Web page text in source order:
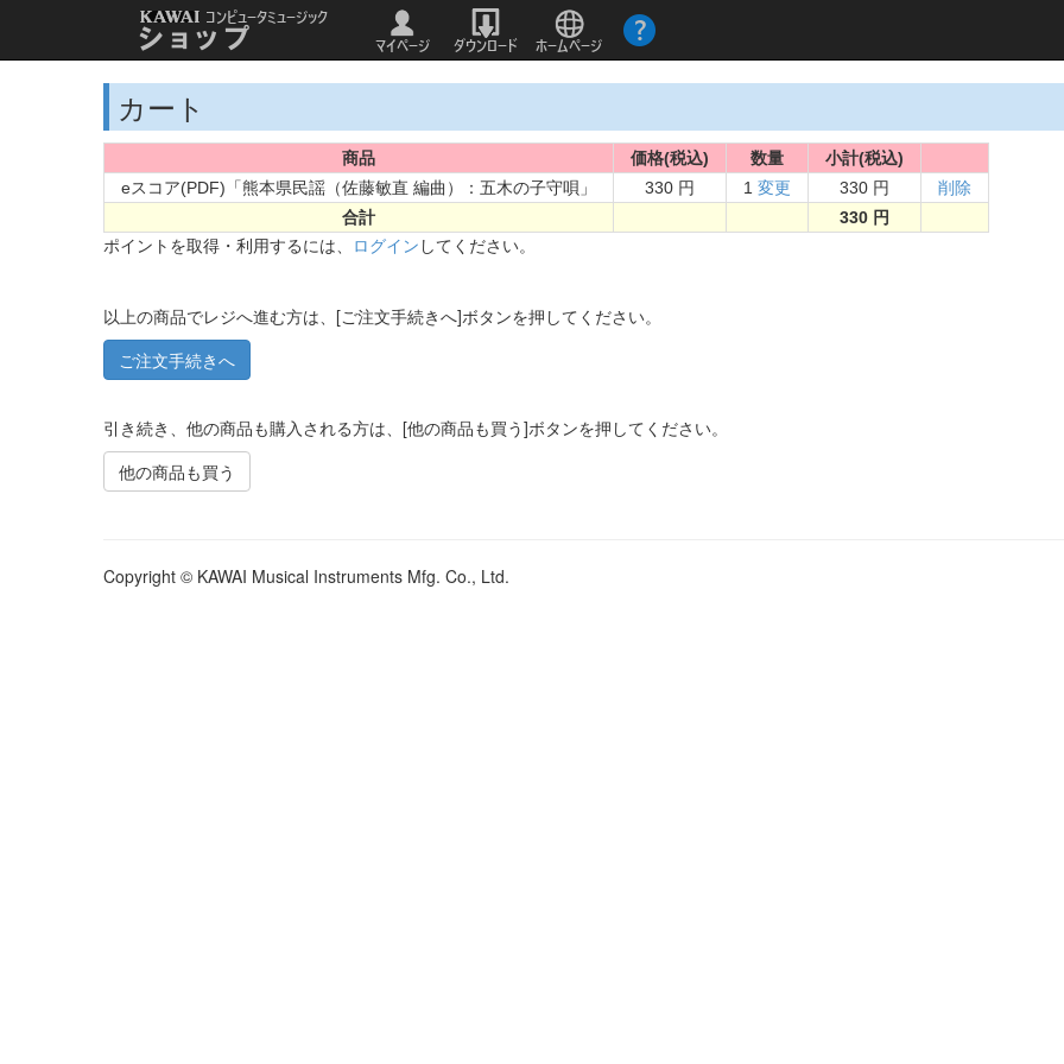
カート
商品 価格(税込) 数量
小計(税込)
eスコア(PDF)「熊本県民謡（佐藤敏直 編曲）：五木の子守唄」
330 円 1 変更 330 円
削除
合計
330 円
ポイントを取得・利用するには、 ログイン してください。
以上の商品でレジへ進む方は、[ご注文手続きへ]ボタンを押してください。
引き続き、他の商品も購入される方は、[他の商品も買う]ボタンを押してください。
他の商品も買う
Copyright © KAWAI Musical Instruments Mfg. Co., Ltd.